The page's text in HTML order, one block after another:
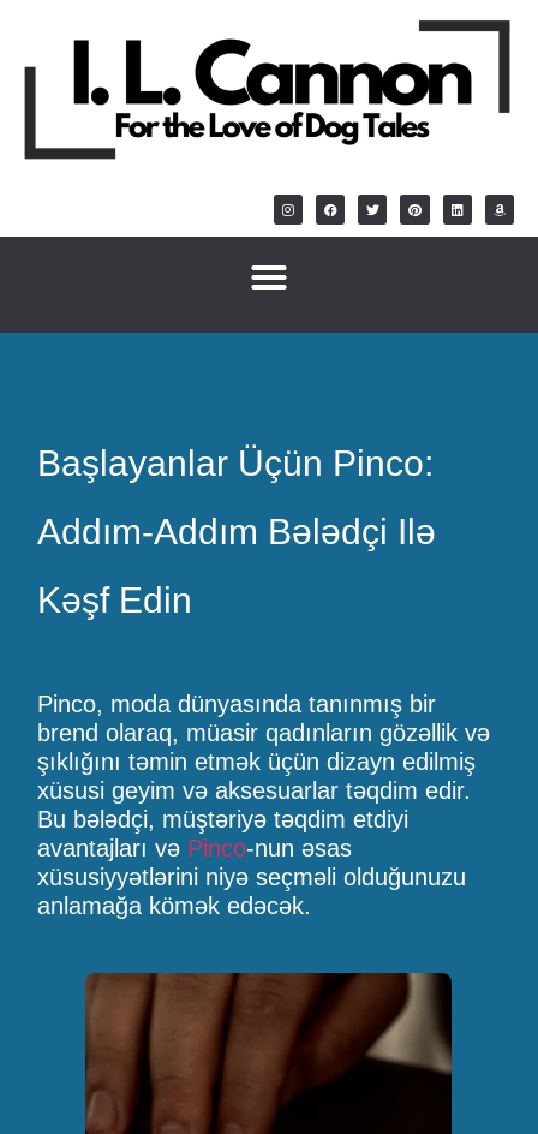
Başlayanlar Üçün Pinco:
Addım-Addım Bələdçi Ilə
Kəşf Edin
Pinco, moda dünyasında tanınmış bir
brend olaraq, müasir qadınların gözəllik və
şıklığını təmin etmək üçün dizayn edilmiş
xüsusi geyim və aksesuarlar təqdim edir.
Bu bələdçi, müştəriyə təqdim etdiyi
avantajları və Pinco-nun əsas
xüsusiyyətlərini niyə seçməli olduğunuzu
anlamağa kömək edəcək.